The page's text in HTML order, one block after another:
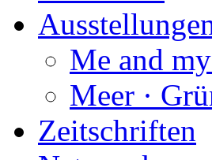
Me and
Meer ·
Zeitschriften